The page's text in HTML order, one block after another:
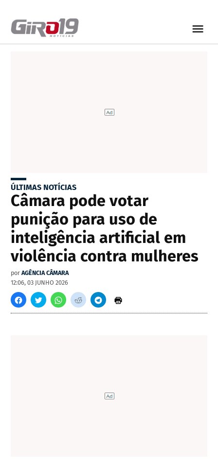
ÚLTIMAS NOTÍCIAS
Câmara pode votar
punição para uso de
inteligência artificial em
violência contra mulheres
por AGÊNCIA CÂMARA
12:06, 03 JUNHO 2026